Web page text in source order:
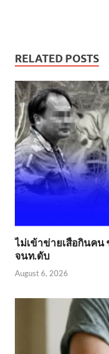
RELATED POSTS
ไม่เข้าข่าย​เสือกินคน
จนท.ดับ
August 6, 2026